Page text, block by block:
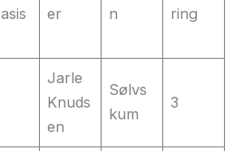
er
n
ring
Jarle
Knuds
en
Sølvs
kum
3